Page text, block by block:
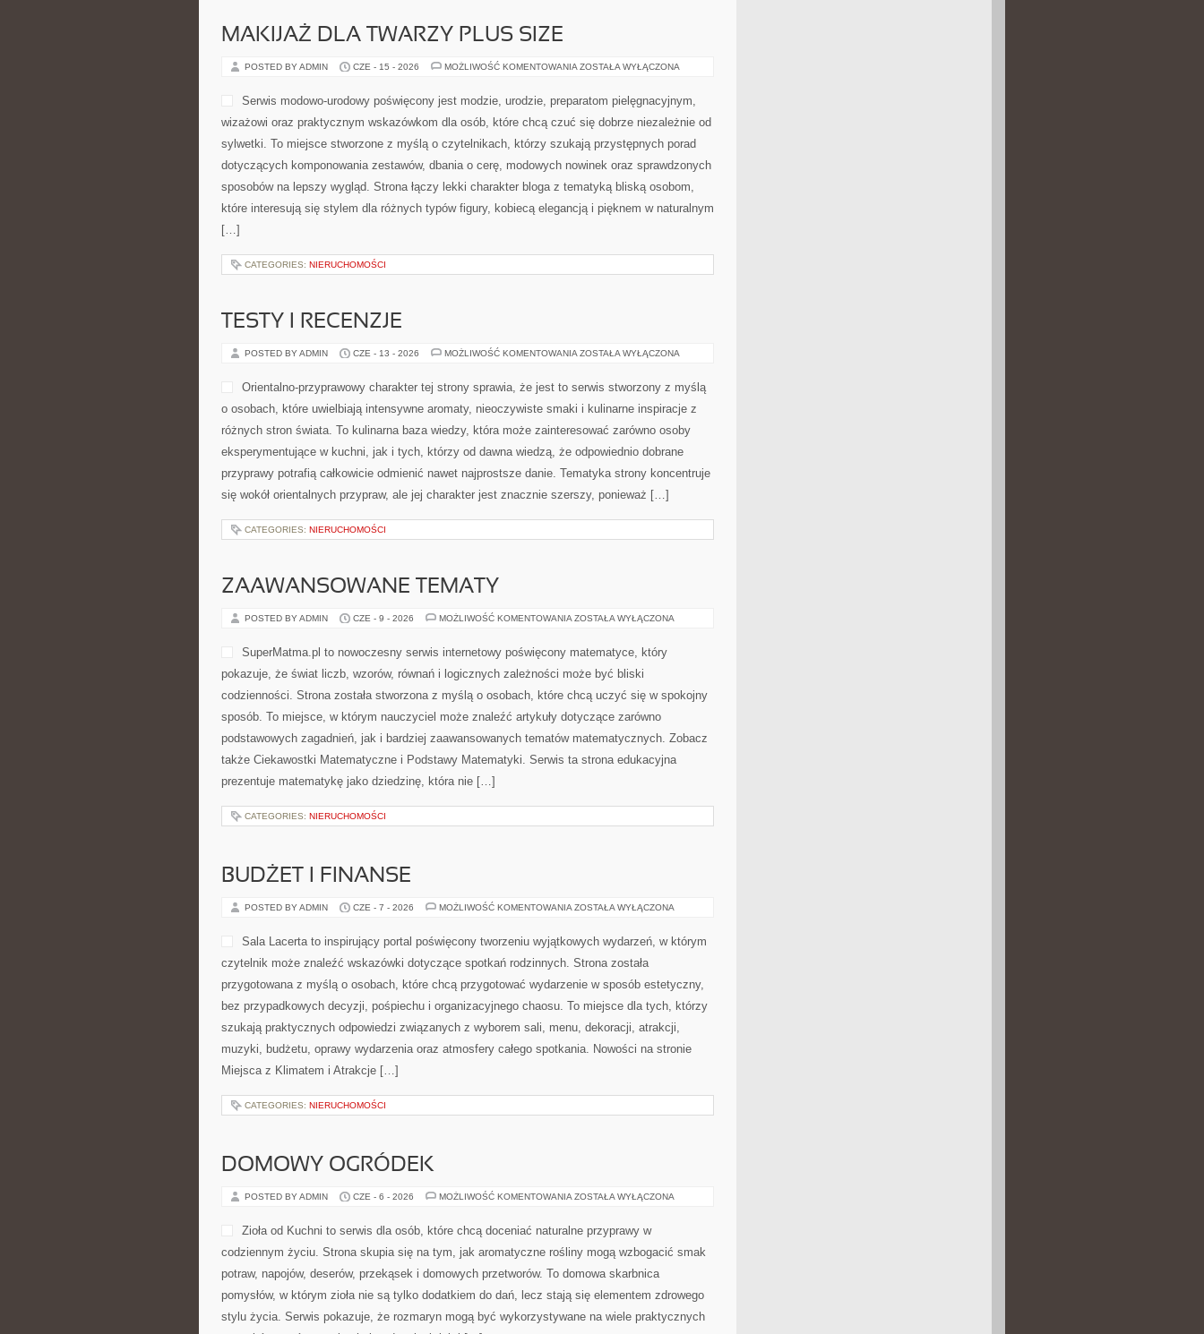
MAKIJAŻ DLA TWARZY PLUS SIZE
POSTED BY ADMIN CZE - 15 - 2026 MOŻLIWOŚĆ KOMENTOWANIA MAKIJAŻ
PLUS
SIZE
ZOSTAŁA WYŁĄCZONA
Serwis modowo-urodowy poświęcony jest modzie, urodzie, preparatom pielęgnacyjnym,
wizażowi oraz praktycznym wskazówkom dla osób, które chcą czuć się dobrze niezależnie od
sylwetki. To miejsce stworzone z myślą o czytelnikach, którzy szukają przystępnych porad
dotyczących komponowania zestawów, dbania o cerę, modowych nowinek oraz sprawdzonych
sposobów na lepszy wygląd. Strona łączy lekki charakter bloga z tematyką bliską osobom,
które interesują się stylem dla różnych typów figury, kobiecą elegancją i pięknem w naturalnym
[…]
CATEGORIES: NIERUCHOMOŚCI
TESTY I RECENZJE
POSTED BY ADMIN CZE - 13 - 2026 MOŻLIWOŚĆ KOMENTOWANIA TESTY
ZOSTAŁA WYŁĄCZONA
Orientalno-przyprawowy charakter tej strony sprawia, że jest to serwis stworzony z myślą
o osobach, które uwielbiają intensywne aromaty, nieoczywiste smaki i kulinarne inspiracje z
różnych stron świata. To kulinarna baza wiedzy, która może zainteresować zarówno osoby
eksperymentujące w kuchni, jak i tych, którzy od dawna wiedzą, że odpowiednio dobrane
przyprawy potrafią całkowicie odmienić nawet najprostsze danie. Tematyka strony koncentruje
się wokół orientalnych przypraw, ale jej charakter jest znacznie szerszy, ponieważ […]
CATEGORIES: NIERUCHOMOŚCI
ZAAWANSOWANE TEMATY
POSTED BY ADMIN CZE - 9 - 2026 MOŻLIWOŚĆ KOMENTOWANIA ZAAWANSOWANE
ZOSTAŁA WYŁĄCZONA
SuperMatma.pl to nowoczesny serwis internetowy poświęcony matematyce, który
pokazuje, że świat liczb, wzorów, równań i logicznych zależności może być bliski
codzienności. Strona została stworzona z myślą o osobach, które chcą uczyć się w spokojny
sposób. To miejsce, w którym nauczyciel może znaleźć artykuły dotyczące zarówno
podstawowych zagadnień, jak i bardziej zaawansowanych tematów matematycznych. Zobacz
także Ciekawostki Matematyczne i Podstawy Matematyki. Serwis ta strona edukacyjna
prezentuje matematykę jako dziedzinę, która nie […]
CATEGORIES: NIERUCHOMOŚCI
BUDŻET I FINANSE
POSTED BY ADMIN CZE - 7 - 2026 MOŻLIWOŚĆ KOMENTOWANIA BUDŻET
ZOSTAŁA WYŁĄCZONA
Sala Lacerta to inspirujący portal poświęcony tworzeniu wyjątkowych wydarzeń, w którym
czytelnik może znaleźć wskazówki dotyczące spotkań rodzinnych. Strona została
przygotowana z myślą o osobach, które chcą przygotować wydarzenie w sposób estetyczny,
bez przypadkowych decyzji, pośpiechu i organizacyjnego chaosu. To miejsce dla tych, którzy
szukają praktycznych odpowiedzi związanych z wyborem sali, menu, dekoracji, atrakcji,
muzyki, budżetu, oprawy wydarzenia oraz atmosfery całego spotkania. Nowości na stronie
Miejsca z Klimatem i Atrakcje […]
CATEGORIES: NIERUCHOMOŚCI
DOMOWY OGRÓDEK
POSTED BY ADMIN CZE - 6 - 2026 MOŻLIWOŚĆ KOMENTOWANIA DOMOWY
ZOSTAŁA WYŁĄCZONA
Zioła od Kuchni to serwis dla osób, które chcą doceniać naturalne przyprawy w
codziennym życiu. Strona skupia się na tym, jak aromatyczne rośliny mogą wzbogacić smak
potraw, napojów, deserów, przekąsek i domowych przetworów. To domowa skarbnica
pomysłów, w którym zioła nie są tylko dodatkiem do dań, lecz stają się elementem zdrowego
stylu życia. Serwis pokazuje, że rozmaryn mogą być wykorzystywane na wiele praktycznych